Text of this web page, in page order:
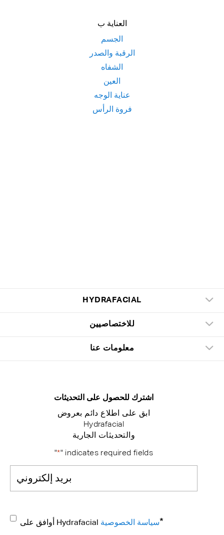
العناية ب
الجسم
الرقبة والصدر
الشفاه
العين
عناية الوجه
فروة الرأس
HYDRAFACIAL
للاختصاصيين
معلومات عنا
اشترك للحصول على التحديثات
ابق على اطلاع دائم بعروض
Hydrafacial
والتحديثات الجارية
"*" indicates required fields
إلكتروني
Consent
أوافق على Hydrafacial سياسة الخصوصية*